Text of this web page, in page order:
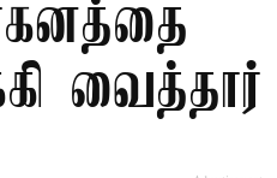
வைத்தார்